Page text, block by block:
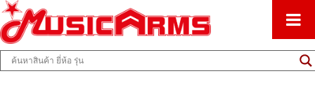
Music Arms
ศูนย์รวมครื่องดนตรีทุกชนิด ตั้งแต่เริ่มต้นถึงมืออาชีพ